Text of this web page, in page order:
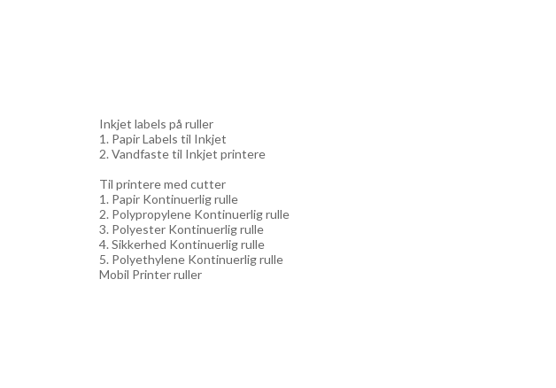
Inkjet labels på ruller
1. Papir Labels til Inkjet
2. Vandfaste til Inkjet printere
Til printere med cutter
1. Papir Kontinuerlig rulle
2. Polypropylene Kontinuerlig rulle
3. Polyester Kontinuerlig rulle
4. Sikkerhed Kontinuerlig rulle
5. Polyethylene Kontinuerlig rulle
Mobil Printer ruller